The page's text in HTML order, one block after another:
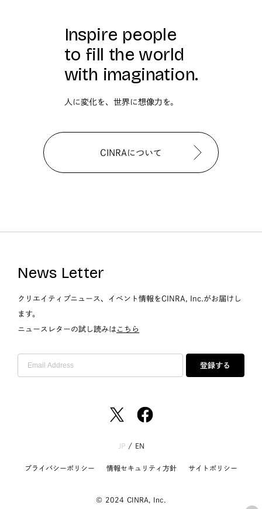
Inspire people
to fill the world
with imagination.
人に変化を、世界に想像力を。
CINRAについて
News Letter
クリエイティブニュース、イベント情報をCINRA, Inc.がお届けし
ます。
ニュースレターの試し読みは こちら
登録する
JP/ EN
プライバシーポリシー 情報セキュリティ方針 サイトポリシー
© 2024 CINRA, Inc.